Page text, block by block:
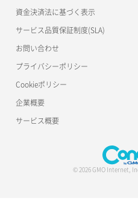
資金決済法に基づく表示
サービス品質保証制度(SLA)
お問い合わせ
プライバシーポリシー
Cookieポリシー
企業概要
サービス概要
© 2026 GMO Internet,